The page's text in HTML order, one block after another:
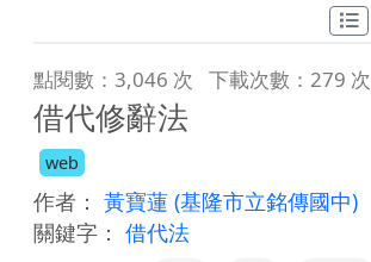
點閱數：3,046 次 下載次數：279 次
借代修辭法
web
作者： 黃寶蓮 (基隆市立銘傳國中)
關鍵字： 借代法